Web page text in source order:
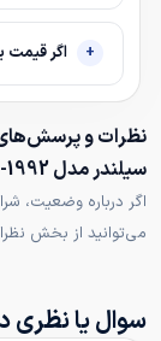
اگر قیمت
سیلندر مدل 1992-1371
اگر درباره وضعیت،
می‌توانید از بخش
سوال یا نظری